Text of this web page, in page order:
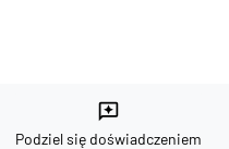
reviews
Podziel się doświadczeniem